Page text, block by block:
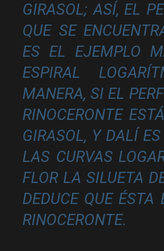
GIRASOL; ASÍ, EL
QUE SE
ES EL EJEMPLO
ESPIRAL
MANERA, SI EL
RINOCERONTE
GIRASOL, Y DALÍ
LAS CURVAS
FLOR LA SILUETA
DEDUCE QUE ÉSTA
RINOCERONTE.